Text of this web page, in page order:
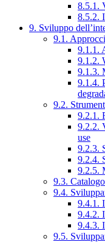
8.5.1.
8.5.2.
9. Sviluppo
9.1.
9.1.1.
9.1.2.
9.1.3.
9.1.4.
9.2.
9.2.1.
9.2.2.
use
9.2.3.
9.2.4.
9.2.5.
9.3.
9.4.
9.4.1.
9.4.2.
9.4.3.
9.5.